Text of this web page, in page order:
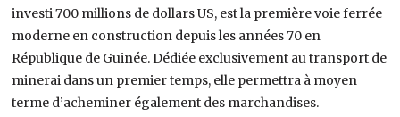
investi 700 millions de dollars US, est la première voie ferrée
moderne en construction depuis les années 70 en
République de Guinée. Dédiée exclusivement au transport de
minerai dans un premier temps, elle permettra à moyen
terme d’acheminer également des marchandises.